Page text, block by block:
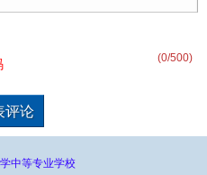
(0/500)
中等专业学校